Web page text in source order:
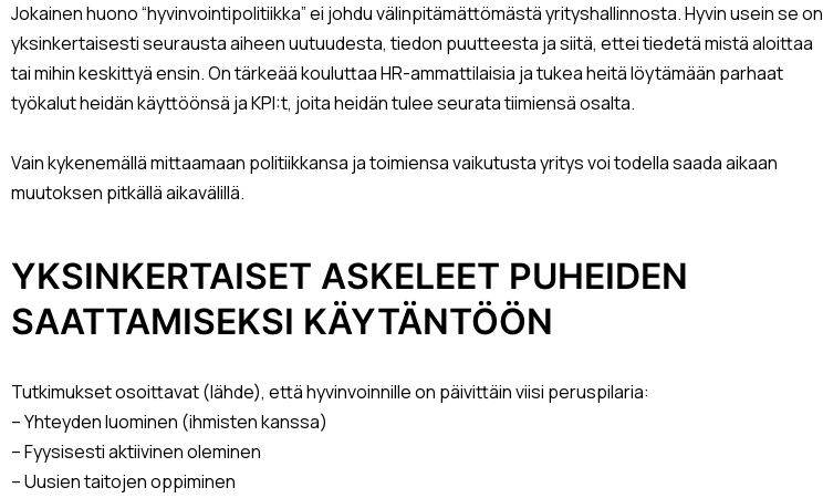
Jokainen huono “hyvinvointipolitiikka” ei johdu välinpitämättömästä yrityshallinnosta. Hyvin usein se on
yksinkertaisesti seurausta aiheen uutuudesta, tiedon puutteesta ja siitä, ettei tiedetä mistä aloittaa
tai mihin keskittyä ensin. On tärkeää kouluttaa HR-ammattilaisia ja tukea heitä löytämään parhaat
työkalut heidän käyttöönsä ja KPI:t, joita heidän tulee seurata tiimiensä osalta.
Vain kykenemällä mittaamaan politiikkansa ja toimiensa vaikutusta yritys voi todella saada aikaan
muutoksen pitkällä aikavälillä.
YKSINKERTAISET ASKELEET PUHEIDEN
SAATTAMISEKSI KÄYTÄNTÖÖN
Tutkimukset osoittavat (lähde), että hyvinvoinnille on päivittäin viisi peruspilaria:
– Yhteyden luominen (ihmisten kanssa)
– Fyysisesti aktiivinen oleminen
– Uusien taitojen oppiminen